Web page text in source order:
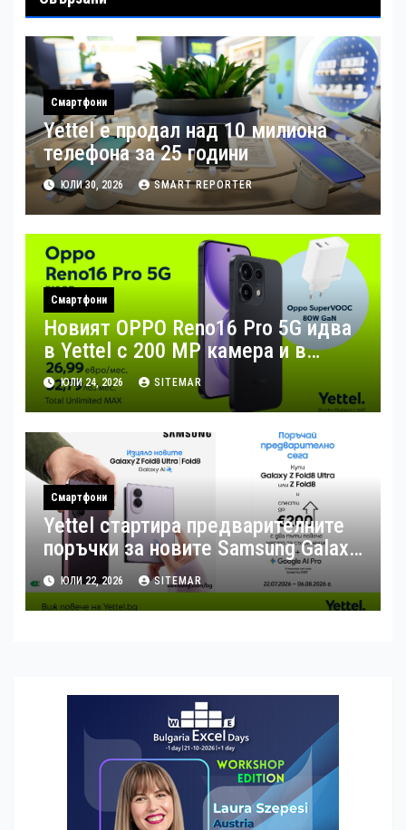
Смартфони
Yettel е продал над 10 милиона
телефона за 25 години
ЮЛИ 30, 2026 SMART REPORTER
Смартфони
Новият OPPO Reno16 Pro 5G идва
в Yettel с 200 MP камера и в
комплект с 80W зарядно за бързо
зареждане
ЮЛИ 24, 2026 SITEMAR
Смартфони
Yettel стартира предварителните
поръчки за новите Samsung Galaxy
Z Flip8, Fold8 и Fold8 Ultra
ЮЛИ 22, 2026 SITEMAR